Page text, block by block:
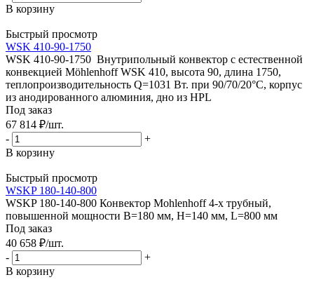
В корзину
Быстрый просмотр
WSK 410-90-1750
WSK 410-90-1750 Внутрипольный конвектор с естественной
конвекцией Möhlenhoff WSK 410, высота 90, длина 1750,
теплопроизводительность Q=1031 Вт. при 90/70/20°C, корпус
из анодированного алюминия, дно из HPL
Под заказ
67 814 ₽/шт.
-
+
В корзину
Быстрый просмотр
WSKP 180-140-800
WSKP 180-140-800 Конвектор Mohlenhoff 4-х трубный,
повышенной мощности В=180 мм, H=140 мм, L=800 мм
Под заказ
40 658 ₽/шт.
-
+
В корзину